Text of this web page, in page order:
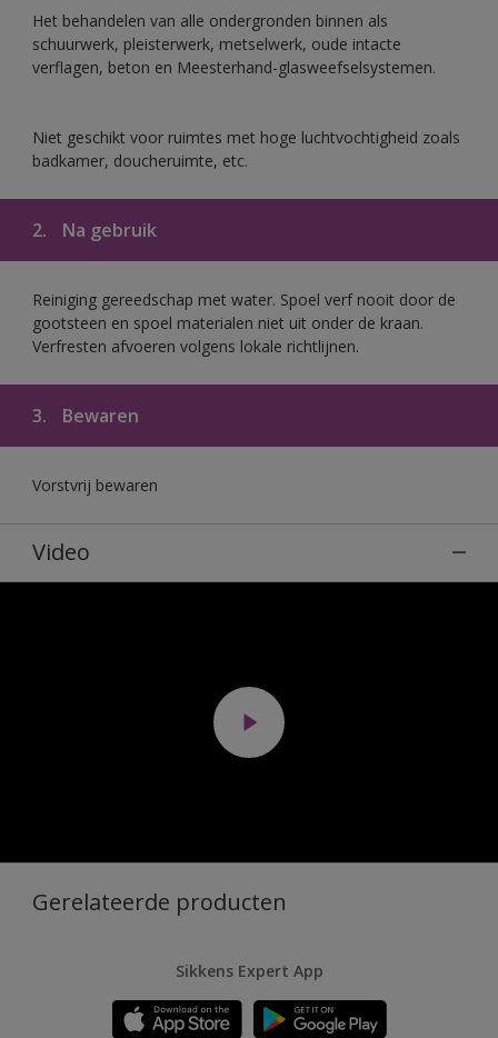
Het behandelen van alle ondergronden binnen als
schuurwerk, pleisterwerk, metselwerk, oude intacte
verflagen, beton en Meesterhand-glasweefselsystemen.
Niet geschikt voor ruimtes met hoge luchtvochtigheid zoals
badkamer, doucheruimte, etc.
2. Na gebruik
Reiniging gereedschap met water. Spoel verf nooit door de
gootsteen en spoel materialen niet uit onder de kraan.
Verfresten afvoeren volgens lokale richtlijnen.
3. Bewaren
Vorstvrij bewaren
Video
Gerelateerde producten
Sikkens Expert App